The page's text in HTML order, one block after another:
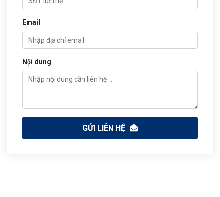
Email
Nội dung
GỬI LIÊN HỆ